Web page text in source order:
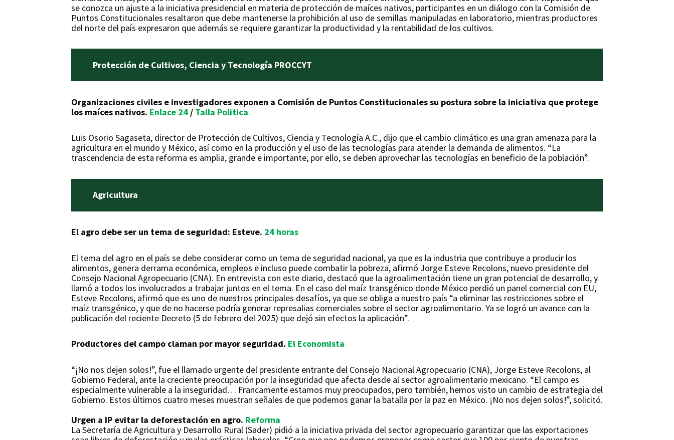
se conozca un ajuste a la iniciativa presidencial en materia de protección de maíces nativos, participantes en un diálogo con la Comisión de
Puntos Constitucionales resaltaron que debe mantenerse la prohibición al uso de semillas manipuladas en laboratorio, mientras productores
del norte del país expresaron que además se requiere garantizar la productividad y la rentabilidad de los cultivos.
Protección de Cultivos, Ciencia y Tecnología PROCCYT
Organizaciones civiles e investigadores exponen a Comisión de Puntos Constitucionales su postura sobre la iniciativa que protege
los maíces nativos. Enlace 24 / Talla Politica
Luis Osorio Sagaseta, director de Protección de Cultivos, Ciencia y Tecnología A.C., dijo que el cambio climático es una gran amenaza para la
agricultura en el mundo y México, así como en la producción y el uso de las tecnologías para atender la demanda de alimentos. “La
trascendencia de esta reforma es amplia, grande e importante; por ello, se deben aprovechar las tecnologías en beneficio de la población”.
Agricultura
El agro debe ser un tema de seguridad: Esteve. 24 horas
El tema del agro en el país se debe considerar como un tema de seguridad nacional, ya que es la industria que contribuye a producir los
alimentos, genera derrama económica, empleos e incluso puede combatir la pobreza, afirmó Jorge Esteve Recolons, nuevo presidente del
Consejo Nacional Agropecuario (CNA). En entrevista con este diario, destacó que la agroalimentación tiene un gran potencial de desarrollo, y
llamó a todos los involucrados a trabajar juntos en el tema. En el caso del maíz transgénico donde México perdió un panel comercial con EU,
Esteve Recolons, afirmó que es uno de nuestros principales desafíos, ya que se obliga a nuestro país “a eliminar las restricciones sobre el
maíz transgénico, y que de no hacerse podría generar represalias comerciales sobre el sector agroalimentario. Ya se logró un avance con la
publicación del reciente Decreto (5 de febrero del 2025) que dejó sin efectos la aplicación”.
Productores del campo claman por mayor seguridad. El Economista
“¡No nos dejen solos!”, fue el llamado urgente del presidente entrante del Consejo Nacional Agropecuario (CNA), Jorge Esteve Recolons, al
Gobierno Federal, ante la creciente preocupación por la inseguridad que afecta desde al sector agroalimentario mexicano. “El campo es
especialmente vulnerable a la inseguridad… Francamente estamos muy preocupados, pero también, hemos visto un cambio de estrategia del
Gobierno. Estos últimos cuatro meses muestran señales de que podemos ganar la batalla por la paz en México. ¡No nos dejen solos!”, solicitó.
Urgen a IP evitar la deforestación en agro. Reforma
La Secretaría de Agricultura y Desarrollo Rural (Sader) pidió a la iniciativa privada del sector agropecuario garantizar que las exportaciones